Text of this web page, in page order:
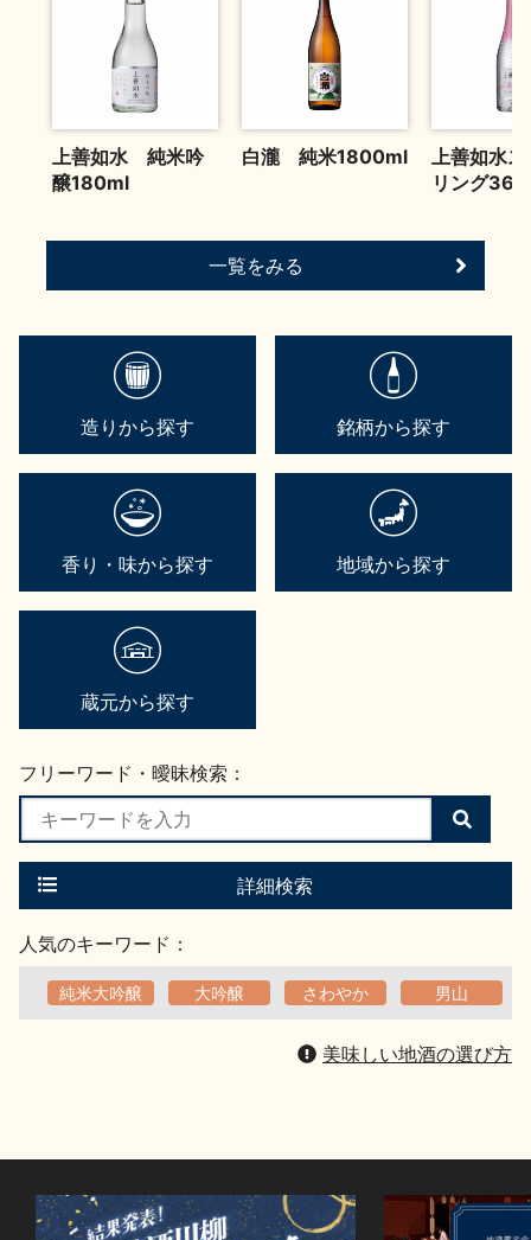
美味しい地酒の選び方
地酒蔵元会とは
上善如水 純米吟
醸180ml
白瀧 純米1800ml
上善如水
リング
一覧をみる
造りから探す 銘柄から探す
香り・味から探す 地域から探す
蔵元から探す
フリーワード・曖昧検索：
検
索
す
詳細検索
人気のキーワード：
純米大吟醸 大吟醸 さわやか 男山
美味しい地酒の選び方